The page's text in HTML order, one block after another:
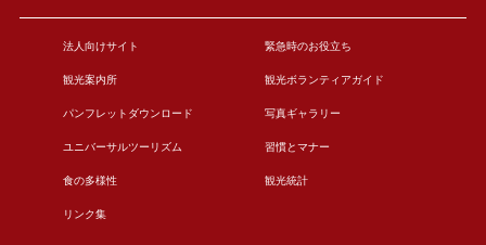
法人向けサイト 緊急時のお役立ち
観光案内所 観光ボランティアガイド
パンフレットダウンロード 写真ギャラリー
ユニバーサルツーリズム 習慣とマナー
食の多様性 観光統計
リンク集